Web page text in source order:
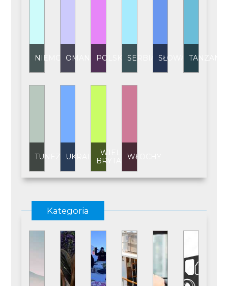
NIEMCY OMAN POLSKASERBIA SŁOWACJATANZANIA
TUNEZJAUKRAINAWIELKA
BRYTANIAWŁOCHY
Kategoria